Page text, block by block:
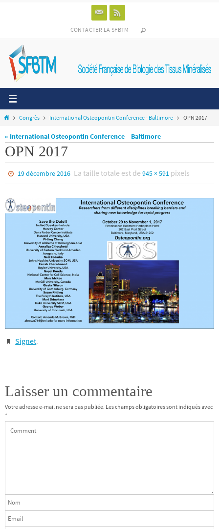
CONTACTER LA SFBTM
HomeCongrès International Osteopontin Conference - Baltimore OPN 2017
« International Osteopontin Conference – Baltimore
OPN 2017
19 décembre 2016 La taille totale est de945 × 591 pixels
Signet.
Laisser un commentaire
Votre adresse e-mail ne sera pas publiée. Les champs obligatoires sont indiqués avec
*